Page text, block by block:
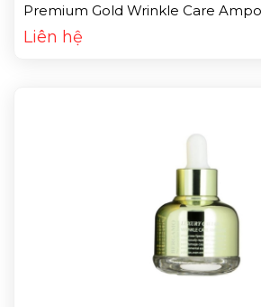
Premium Gold Wrinkle Care
Liên hệ